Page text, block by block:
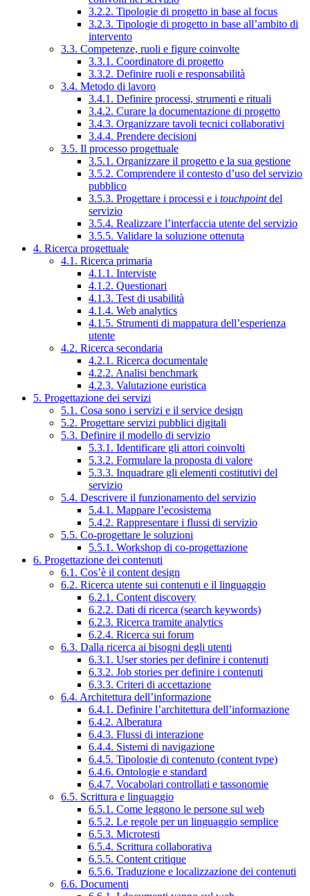
3.2.2. Tipologie di progetto in base al focus
3.2.3. Tipologie di progetto in base all’ambito di
intervento
3.3. Competenze, ruoli e figure coinvolte
3.3.1. Coordinatore di progetto
3.3.2. Definire ruoli e responsabilità
3.4. Metodo di lavoro
3.4.1. Definire processi, strumenti e rituali
3.4.2. Curare la documentazione di progetto
3.4.3. Organizzare tavoli tecnici collaborativi
3.4.4. Prendere decisioni
3.5. Il processo progettuale
3.5.1. Organizzare il progetto e la sua gestione
3.5.2. Comprendere il contesto d’uso del servizio
pubblico
3.5.3. Progettare i processi e i touchpointdel
servizio
3.5.4. Realizzare l’interfaccia utente del servizio
3.5.5. Validare la soluzione ottenuta
4. Ricerca progettuale
4.1. Ricerca primaria
4.1.1. Interviste
4.1.2. Questionari
4.1.3. Test di usabilità
4.1.4. Web analytics
4.1.5. Strumenti di mappatura dell’esperienza
utente
4.2. Ricerca secondaria
4.2.1. Ricerca documentale
4.2.2. Analisi benchmark
4.2.3. Valutazione euristica
5. Progettazione dei servizi
5.1. Cosa sono i servizi e il service design
5.2. Progettare servizi pubblici digitali
5.3. Definire il modello di servizio
5.3.1. Identificare gli attori coinvolti
5.3.2. Formulare la proposta di valore
5.3.3. Inquadrare gli elementi costitutivi del
servizio
5.4. Descrivere il funzionamento del servizio
5.4.1. Mappare l’ecosistema
5.4.2. Rappresentare i flussi di servizio
5.5. Co-progettare le soluzioni
5.5.1. Workshop di co-progettazione
6. Progettazione dei contenuti
6.1. Cos’è il content design
6.2. Ricerca utente sui contenuti e il linguaggio
6.2.1. Content discovery
6.2.2. Dati di ricerca (search keywords)
6.2.3. Ricerca tramite analytics
6.2.4. Ricerca sui forum
6.3. Dalla ricerca ai bisogni degli utenti
6.3.1. User stories per definire i contenuti
6.3.2. Job stories per definire i contenuti
6.3.3. Criteri di accettazione
6.4. Architettura dell’informazione
6.4.1. Definire l’architettura dell’informazione
6.4.2. Alberatura
6.4.3. Flussi di interazione
6.4.4. Sistemi di navigazione
6.4.5. Tipologie di contenuto (content type)
6.4.6. Ontologie e standard
6.4.7. Vocabolari controllati e tassonomie
6.5. Scrittura e linguaggio
6.5.1. Come leggono le persone sul web
6.5.2. Le regole per un linguaggio semplice
6.5.3. Microtesti
6.5.4. Scrittura collaborativa
6.5.5. Content critique
6.5.6. Traduzione e localizzazione dei contenuti
6.6. Documenti